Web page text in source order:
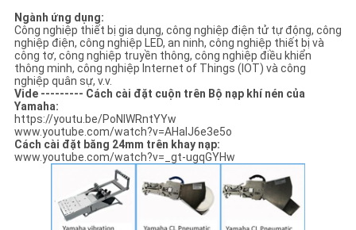
TRANG
WEB
CHÍNH
SÁCH
BẢO
Ngành ứng dụng:
Công nghiệp thiết bị gia dụng, công nghiệp điện tử tự động, công
nghiệp điện, công nghiệp LED, an ninh, công nghiệp thiết bị và
công tơ, công nghiệp truyền thông, công nghiệp điều khiển
thông minh, công nghiệp Internet of Things (IOT) và công
nghiệp quân sự, v.v.
Vide --------- Cách cài đặt cuộn trên Bộ nạp khí nén của
Yamaha:
https://youtu.be/PoNIWRntYYw
www.youtube.com/watch?v=AHalJ6e3e5o
Cách cài đặt băng 24mm trên khay nạp:
www.youtube.com/watch?v=_gt-ugqGYHw